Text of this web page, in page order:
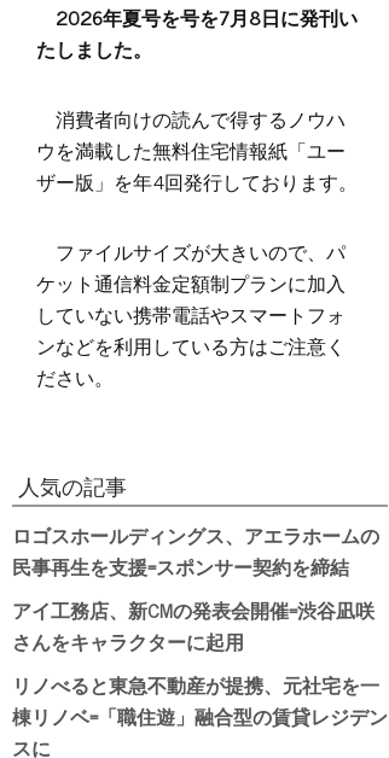
2026年夏号を号を7月8日に発刊い
たしました。
消費者向けの読んで得するノウハ
ウを満載した無料住宅情報紙「ユー
ザー版」を年4回発行しております。
ファイルサイズが大きいので、パ
ケット通信料金定額制プランに加入
していない携帯電話やスマートフォ
ンなどを利用している方はご注意く
ださい。
人気の記事
ロゴスホールディングス、アエラホームの
民事再生を支援=スポンサー契約を締結
アイ工務店、新CMの発表会開催=渋谷凪咲
さんをキャラクターに起用
リノべると東急不動産が提携、元社宅を一
棟リノベ=「職住遊」融合型の賃貸レジデン
スに